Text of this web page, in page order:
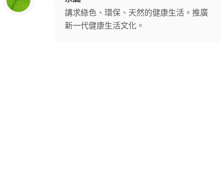
講求綠色、環保、天然的健康生活。推廣
新一代健康生活文化。